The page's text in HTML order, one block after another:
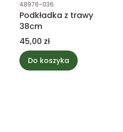
48976-036
Podkładka z trawy
38cm
Cena
45,00 zł
Do koszyka